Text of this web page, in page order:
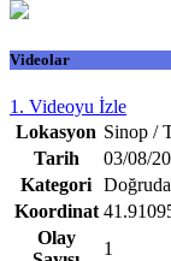
Videolar
1. Videoyu İzle
Lokasyon Sinop /
Tarih
03/08/
Kategori
Koordinat
Olay
1